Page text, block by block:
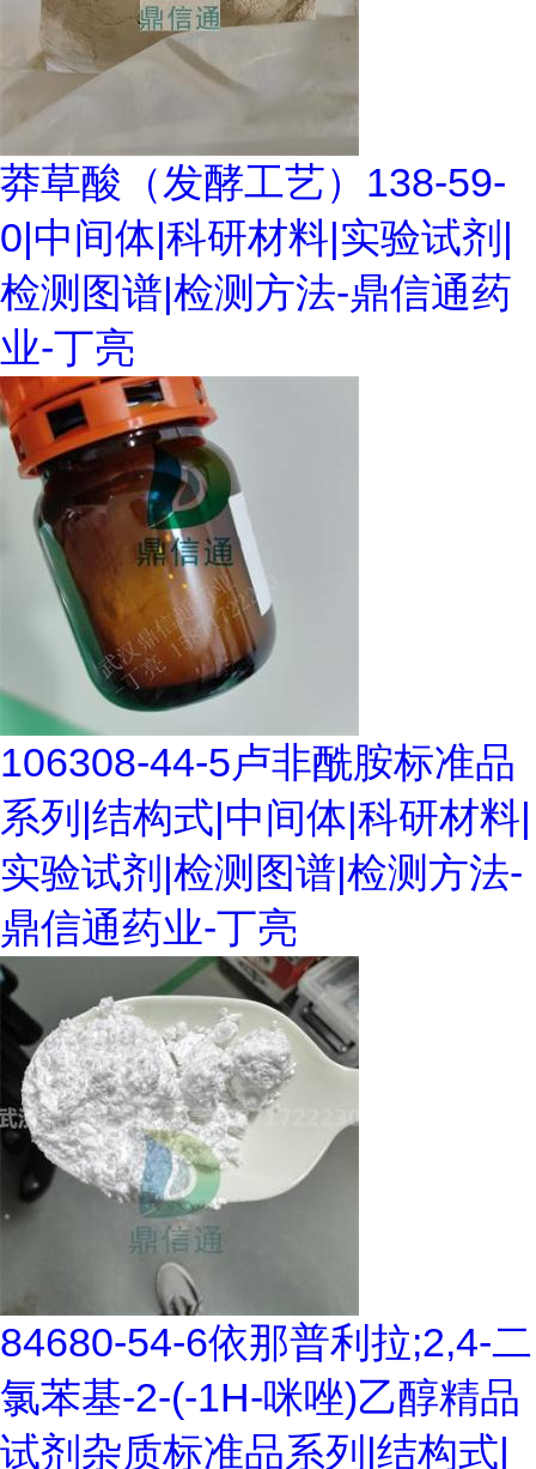
莽草酸（发酵工艺）138-59-
0|中间体|科研材料|实验试剂|
检测图谱|检测方法-鼎信通药
业-丁亮
106308-44-5卢非酰胺标准品
系列|结构式|中间体|科研材料|
实验试剂|检测图谱|检测方法-
鼎信通药业-丁亮
84680-54-6依那普利拉;2,4-二
氯苯基-2-(-1H-咪唑)乙醇精品
试剂杂质标准品系列|结构式|